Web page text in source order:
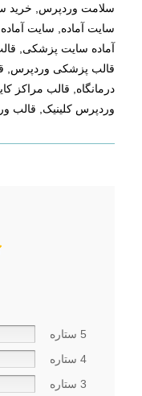
سلامت وردپرس
خرید
سایت آماده
سایت
آماده سایت پزشکی
قالب پزشکی وردپرس
درمانگاه
قالب مراکز
وردپرس کلینیک
قالب
5 ستاره
4 ستاره
3 ستاره